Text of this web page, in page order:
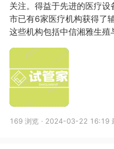
关注。得益于先进的医疗
市已有6家医疗机构获得了
这些机构包括中信湘雅生殖
169 浏览 · 2024-03-22 16:19